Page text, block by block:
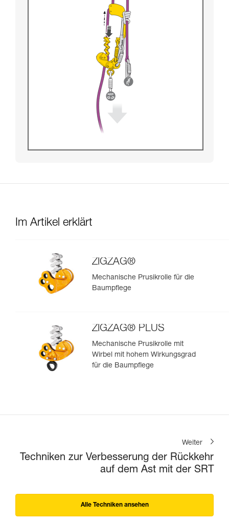
Im Artikel erklärt
ZIGZAG®
Mechanische Prusikrolle für die
Baumpflege
ZIGZAG® PLUS
Mechanische Prusikrolle mit
Wirbel mit hohem Wirkungsgrad
für die Baumpflege
Weiter
Techniken zur Verbesserung der Rückkehr
auf dem Ast mit der SRT
Alle Techniken ansehen